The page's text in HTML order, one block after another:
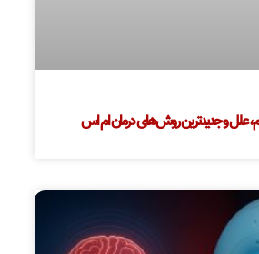
علل و جدیدترین روش‌های درمان ام اس